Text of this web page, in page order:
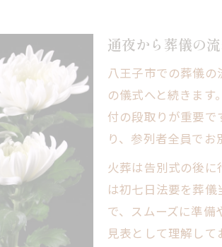
地域に根差した葬儀の流
八王子で選ばれる葬儀の
葬儀の流れで重視したい
通夜から告別式までの流れが
通夜から告別式までの流
葬儀の流れで知っておき
通夜・告別式それぞれの
告別式へ向けた葬儀の流
葬儀の流れに沿った参列
通夜から葬儀の
八王子市での葬儀
の儀式へと続きま
付の段取りが重要
り、参列者全員でお
火葬は告別式の後
は初七日法要を葬
で、スムーズに準
見表として理解して